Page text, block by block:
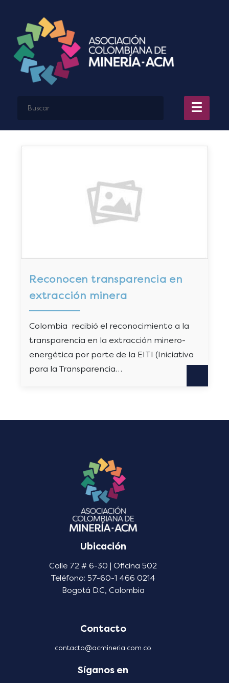
Reconocen transparencia en
extracción minera
Colombia recibió el reconocimiento a la
transparencia en la extracción minero-
energética por parte de la EITI (Iniciativa
para la Transparencia…
Ubicación
Calle 72 # 6-30 | Oficina 502
Teléfono: 57-60-1 466 0214
Bogotá D.C, Colombia
Contacto
contacto@acmineria.com.co
Síganos en